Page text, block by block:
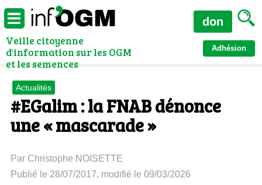
Veille citoyenne
d'information sur les OGM
et les semences
Adhésion
don
Actualités
#EGalim : la FNAB dénonce
une « mascarade »
Par Christophe NOISETTE
Publié le 28/07/2017, modifié le 09/03/2026